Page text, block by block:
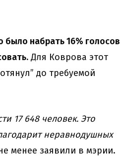
набрать 16% голосов
Для Коврова этот
до требуемой
17 648 человек. Это
неравнодушных
менее заявили в мэрии.